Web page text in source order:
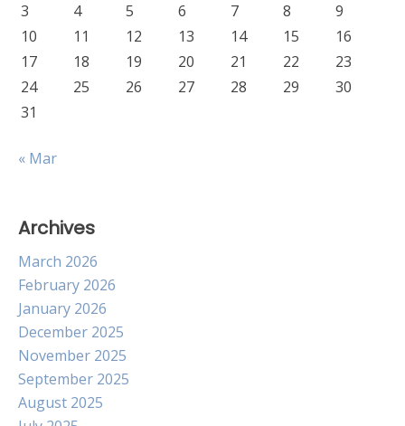
3
4 5 6 7 8
9
10
11 12 13 14 15
16
17
18 19 20 21 22
23
24
25 26 27 28 29
30
31
« Mar
Archives
March 2026
February 2026
January 2026
December 2025
November 2025
September 2025
August 2025